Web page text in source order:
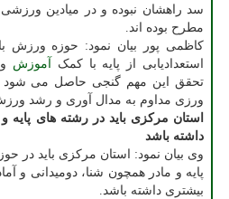
سد راهشان نبوده و در میادین
مطرح بوده اند.
کاظمی پور بیان نمود: حوزه ورزش
استعدادیابی از پایه با کمک
آموزش
تحقق این مهم گنجی حاصل می شود
ورزی مداوم به مدال آوری و رشد
استان مرکزی باید در رشته های پایه
داشته باشد
وی بیان نمود: استان مرکزی باید در
پایه و مادر همچون شنا، دومیدانی و
بیشتری داشته باشد.